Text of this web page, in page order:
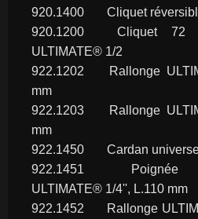
920.1400	Cliquet
920.1200	Cliquet 72 dents extra plat
ULTIMATE® 1/2
922.1202	Rallonge ULTIMATE® 1/2'', L.125
mm
922.1203	Rallonge ULTIMATE® 1/2'', L.250
mm
922.1450	Cardan
922.1451	Poignée coulissante T
ULTIMATE® 1/4'', L.110 mm
922.1452	Rallonge ULTIMATE® 1/4 L.50 mm